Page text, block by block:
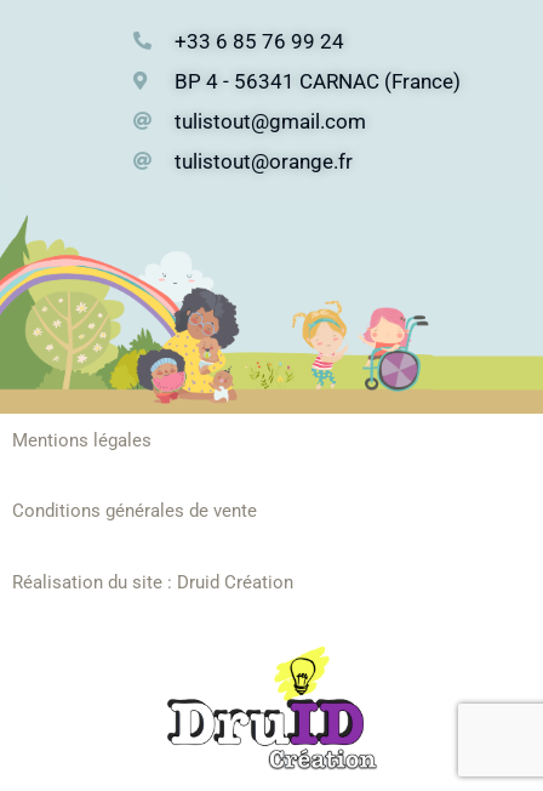
+33 6 85 76 99 24
BP 4 - 56341 CARNAC (France)
tulistout@gmail.com
tulistout@orange.fr
Mentions légales
Conditions générales de vente
Réalisation du site : Druid Création